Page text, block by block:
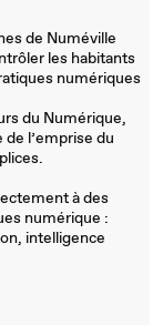
de Numéville
les habitants
numériques
du Numérique,
l’emprise du
à des
numérique :
intelligence